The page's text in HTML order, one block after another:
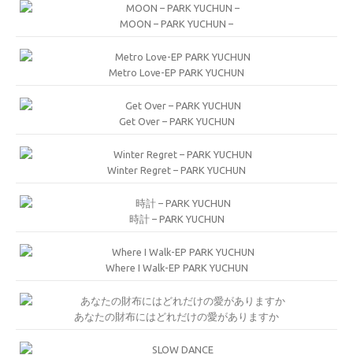
MOON – PARK YUCHUN –
Metro Love-EP PARK YUCHUN
Get Over – PARK YUCHUN
Winter Regret – PARK YUCHUN
時計 – PARK YUCHUN
Where I Walk-EP PARK YUCHUN
あなたの財布にはどれだけの愛がありますか